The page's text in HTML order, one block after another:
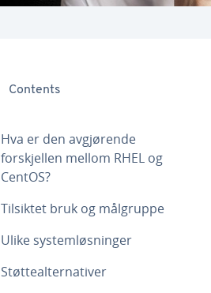
Contents
Hva er den avgjørende
forskjellen mellom RHEL og
CentOS?
Tilsiktet bruk og målgruppe
Ulike systemløsninger
Støttealternativer